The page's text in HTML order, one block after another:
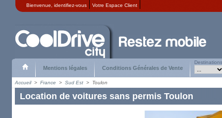
Bienvenue, identifiez-vous Votre Espace Client
Mentions légales Conditions Générales de Vente
Destinations
Accueil > France > Sud Est > Toulon
Location de voitures sans permis Toulon